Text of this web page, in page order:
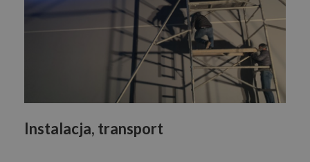
Instalacja, transport